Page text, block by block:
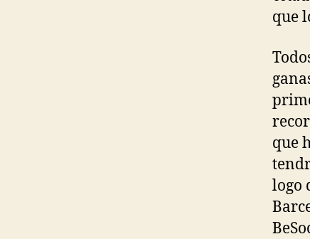
que
que
logo